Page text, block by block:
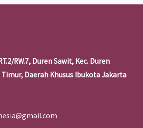
RW.7, Duren Sawit, Kec. Duren
Daerah Khusus Ibukota Jakarta